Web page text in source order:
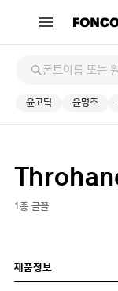
윤고딕 윤명조
1종 글꼴
제품정보